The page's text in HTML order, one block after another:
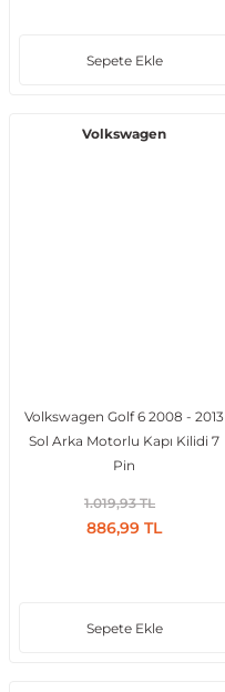
Sepete Ekle
Volkswagen
Volkswagen Golf 6 2008 - 2013
Sol Arka Motorlu Kapı Kilidi 7
Pin
1.019,93 TL
886,99 TL
Sepete Ekle